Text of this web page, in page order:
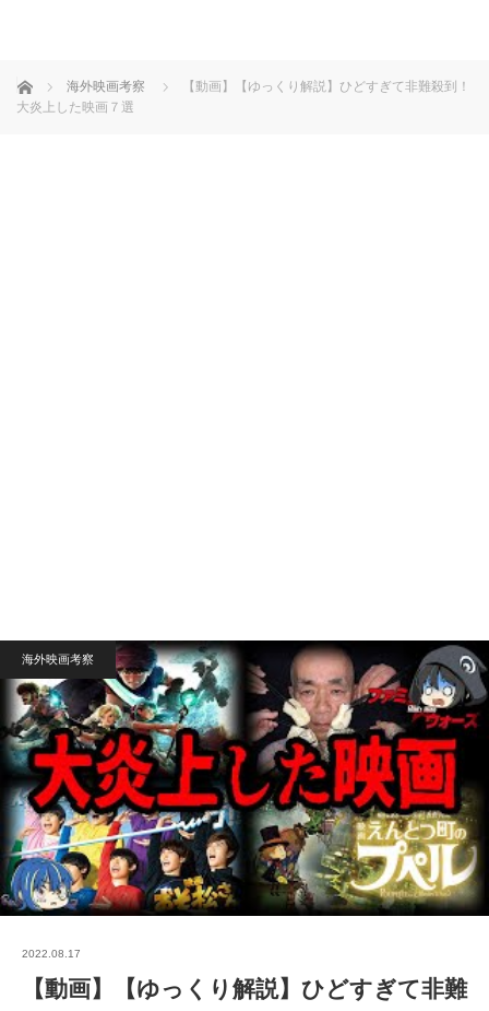
ホーム 海外映画考察
【動画】【ゆっくり解説】ひどすぎて非難殺到！
大炎上した映画７選
海外映画考察
2022.08.17
【動画】【ゆっくり解説】ひどすぎて非難